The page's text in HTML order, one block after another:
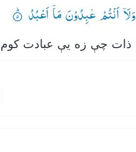
وَلَاۤ اَنْتُمْ عٰبِدُوْنَ مَاۤ اَعْبُدُ ۟ؕ